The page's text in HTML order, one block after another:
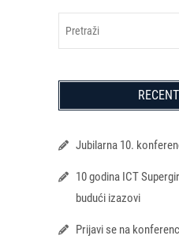
Jubilarna 10.
10 godina ICT
budući izazovi
Prijavi se na